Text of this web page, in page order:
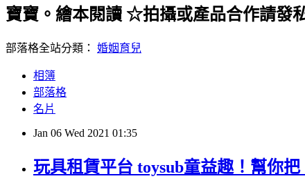
寶寶。繪本閱讀 ☆拍攝或產品合作請發
部落格全站分類： 婚姻育兒
相簿
部落格
名片
Jan 06 Wed 2021 01:35
玩具租賃平台 toysub童益趣！幫你